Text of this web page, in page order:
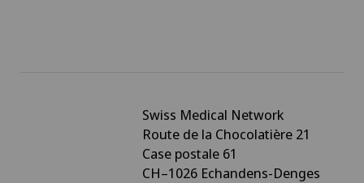
Swiss Medical Network
Route de la Chocolatière 21
Case postale 61
CH–1026 Echandens-Denges